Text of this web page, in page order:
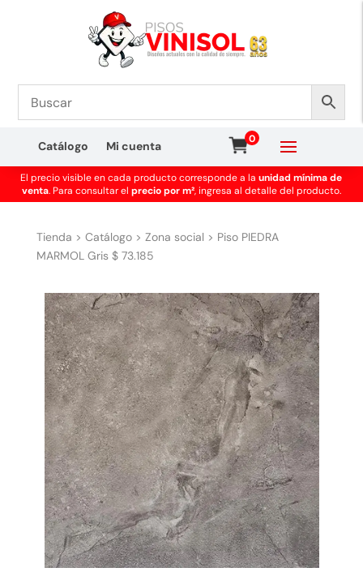
Catálogo Mi cuenta
0
El precio visible en cada producto corresponde a launidad mínima de
venta. Para consultar el precio por m², ingresa al detalle del producto.
Tienda > Catálogo> Zona social > Piso PIEDRA
MARMOL Gris $ 73.185